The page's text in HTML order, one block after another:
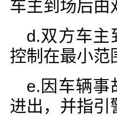
车主到场后由
d.双方车主
控制在最小范
e.因车辆事
进出，并指引